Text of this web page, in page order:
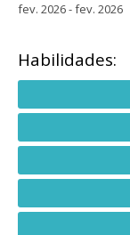
fev. 2026 - fev. 2026
Habilidades: